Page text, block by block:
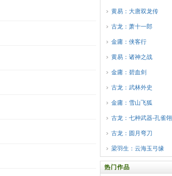
黄易：大唐双龙传
古龙：萧十一郎
金庸：侠客行
黄易：诸神之战
金庸：碧血剑
古龙：武林外史
金庸：雪山飞狐
古龙：七种武器-孔雀翎
古龙：圆月弯刀
梁羽生：云海玉弓缘
热门作品